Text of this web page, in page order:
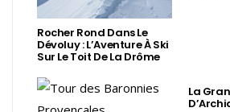
Rocher Rond Dans Le
Dévoluy : L’Aventure À Ski
Sur Le Toit De La Drôme
La